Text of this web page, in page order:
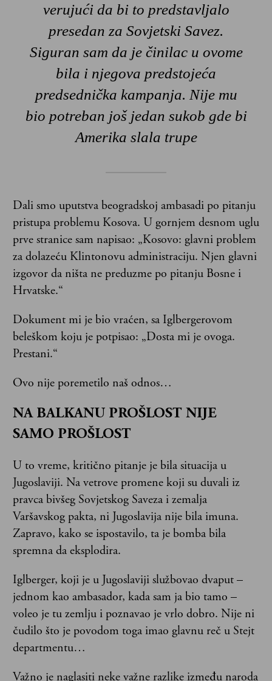
verujući da bi to predstavljalo
presedan za Sovjetski Savez.
Siguran sam da je činilac u ovome
bila i njegova predstojeća
predsednička kampanja. Nije mu
bio potreban još jedan sukob gde bi
Amerika slala trupe
Dali smo uputstva beogradskoj ambasadi po pitanju
pristupa problemu Kosova. U gornjem desnom uglu
prve stranice sam napisao: „Kosovo: glavni problem
za dolazeću Klintonovu administraciju. Njen glavni
izgovor da ništa ne preduzme po pitanju Bosne i
Hrvatske.“
Dokument mi je bio vraćen, sa Iglbergerovom
beleškom koju je potpisao: „Dosta mi je ovoga.
Prestani.“
Ovo nije poremetilo naš odnos…
NA BALKANU PROŠLOST NIJE
SAMO PROŠLOST
U to vreme, kritično pitanje je bila situacija u
Jugoslaviji. Na vetrove promene koji su duvali iz
pravca bivšeg Sovjetskog Saveza i zemalja
Varšavskog pakta, ni Jugoslavija nije bila imuna.
Zapravo, kako se ispostavilo, ta je bomba bila
spremna da eksplodira.
Iglberger, koji je u Jugoslaviji službovao dvaput –
jednom kao ambasador, kada sam ja bio tamo –
voleo je tu zemlju i poznavao je vrlo dobro. Nije ni
čudilo što je povodom toga imao glavnu reč u Stejt
departmentu…
Važno je naglasiti neke važne razlike između naroda